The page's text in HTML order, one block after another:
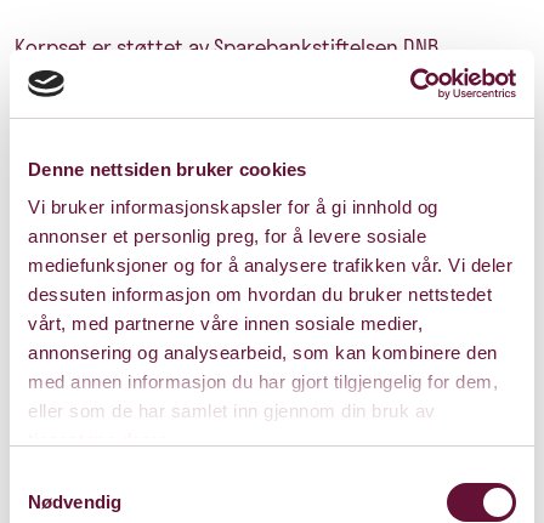
Denne nettsiden bruker cookies
Vi bruker informasjonskapsler for å gi innhold og
annonser et personlig preg, for å levere sosiale
mediefunksjoner og for å analysere trafikken vår. Vi deler
dessuten informasjon om hvordan du bruker nettstedet
vårt, med partnerne våre innen sosiale medier,
annonsering og analysearbeid, som kan kombinere den
med annen informasjon du har gjort tilgjengelig for dem,
eller som de har samlet inn gjennom din bruk av
Nødvendig
Korpset er støttet av Sparebankstiftelsen DNB.
Pris: 0 - 250
Varighet: 1 t, 30 min
m/pause
Torsdag 10. april 2025